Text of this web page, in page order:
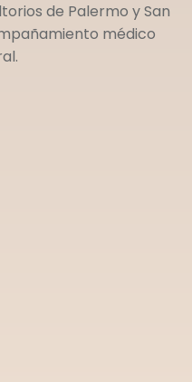
de Palermo ySan
médico